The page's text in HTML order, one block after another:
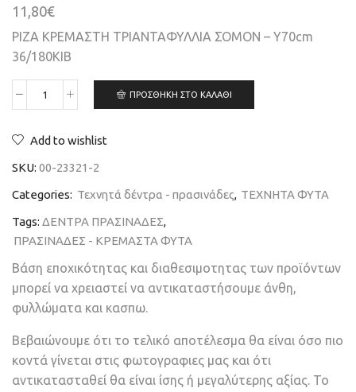
11,80€
ΡΙΖΑ ΚΡΕΜΑΣΤΗ ΤΡΙΑΝΤΑΦΥΛΛΙΑ ΣΟΜΟΝ – Υ70cm
36/180ΚΙΒ
ΠΡΟΣΘΉΚΗ ΣΤΟ ΚΑΛΆΘΙ
Add to wishlist
SKU: 00-23321-2
Categories: Τεχνητά δέντρα - πρασινάδες, ΤΕΧΝΗΤΑ ΦΥΤΑ
Tags: ΔΕΝΤΡΑ ΠΡΑΣΙΝΑΔΕΣ,
ΠΡΑΣΙΝΑΔΕΣ - ΚΡΕΜΑΣΤΑ ΦΥΤΑ
Βάση εποχικότητας και διαθεσιμοτητας των προϊόντων
μπορεί να χρειαστεί να αντικαταστήσουμε άνθη,
φυλλώματα και κασπω.
Βεβαιώνουμε ότι το τελικό αποτέλεσμα θα είναι όσο πιο
κοντά γίνεται στις φωτογραφιες μας και ότι
αντικατασταθεί θα είναι ίσης ή μεγαλύτερης αξίας. Το